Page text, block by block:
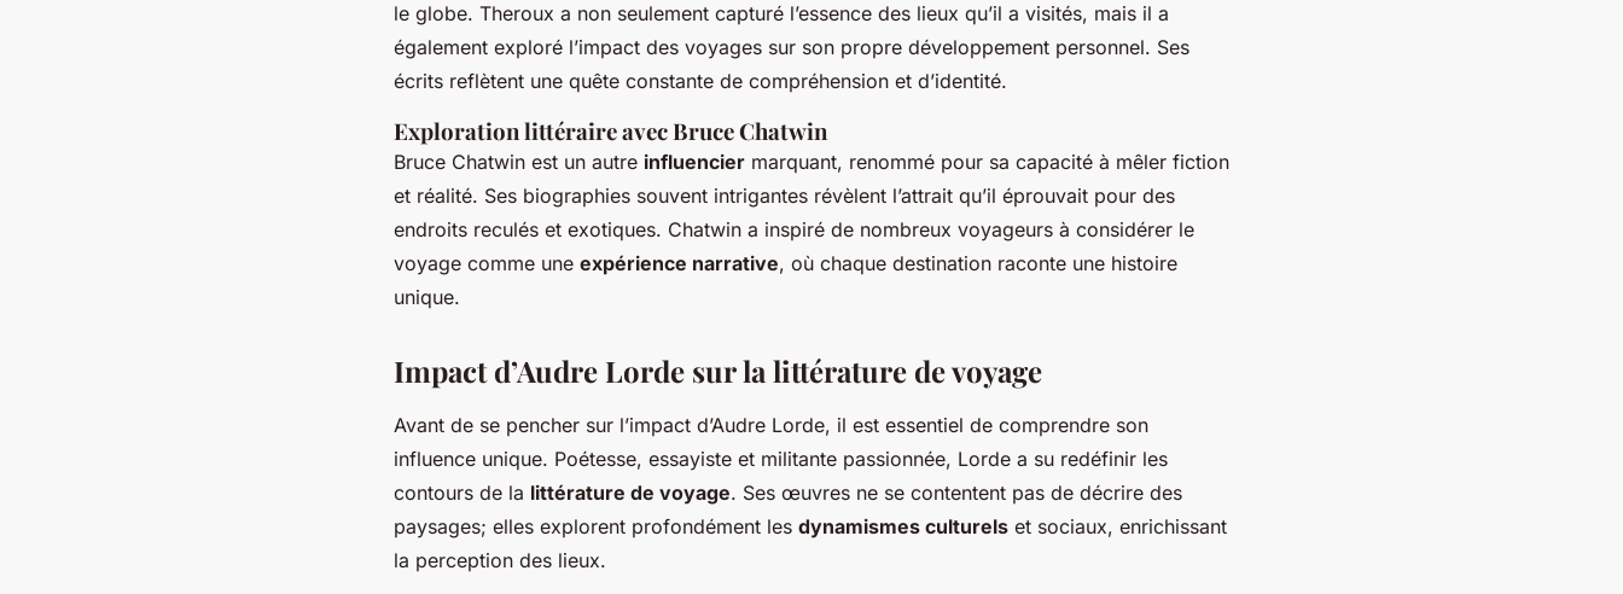
le globe. Theroux a non seulement capturé l’essence des lieux qu’il a visités, mais il a
également exploré l’impact des voyages sur son propre développement personnel. Ses
écrits reflètent une quête constante de compréhension et d’identité.
Exploration littéraire avec Bruce Chatwin
Bruce Chatwin est un autre influencier marquant, renommé pour sa capacité à mêler fiction
et réalité. Ses biographies souvent intrigantes révèlent l’attrait qu’il éprouvait pour des
endroits reculés et exotiques. Chatwin a inspiré de nombreux voyageurs à considérer le
voyage comme une expérience narrative, où chaque destination raconte une histoire
unique.
Impact d’Audre Lorde sur la littérature de voyage
Avant de se pencher sur l’impact d’Audre Lorde, il est essentiel de comprendre son
influence unique. Poétesse, essayiste et militante passionnée, Lorde a su redéfinir les
contours de la littérature de voyage. Ses œuvres ne se contentent pas de décrire des
paysages; elles explorent profondément les dynamismes culturels et sociaux, enrichissant
la perception des lieux.